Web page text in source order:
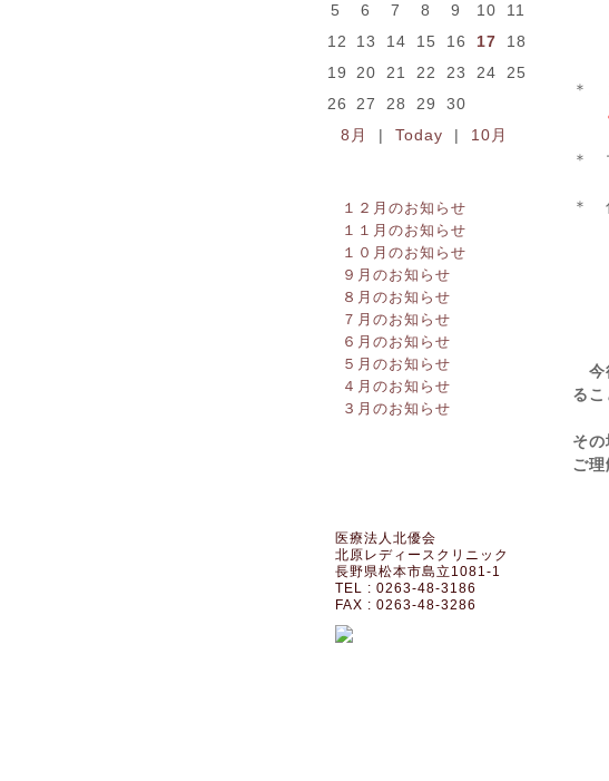
5
6 7 8 9 10
11
12
13 14 15 16 17
18
19
20 21 22 23 24
25
26
27 28 29
30
8月
| Today | 10月
１２月のお知らせ
１１月のお知らせ
１０月のお知らせ
９月のお知らせ
８月のお知らせ
７月のお知らせ
６月のお知らせ
５月のお知らせ
４月のお知らせ
３月のお知らせ
医療法人北優会
北原レディースクリニック
長野県松本市島立1081-1
TEL : 0263-48-3186
FAX : 0263-48-3286
＊
と
＊
＊
今
るこ
その
ご
✶